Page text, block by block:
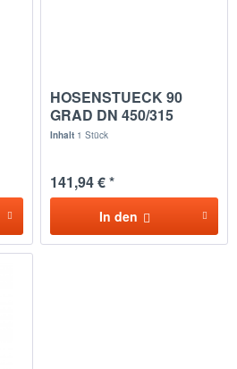
HOSENSTUECK 90
GRAD DN 450/315
Inhalt 1 Stück
141,94 € *
In den